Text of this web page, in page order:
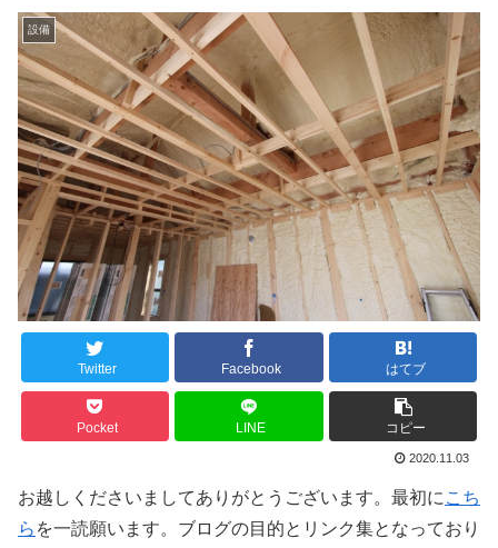
設備
Twitter Facebook はてブ
Pocket LINE コピー
2020.11.03
お越しくださいましてありがとうございます。最初に こち
ら を一読願います。ブログの目的とリンク集となっており